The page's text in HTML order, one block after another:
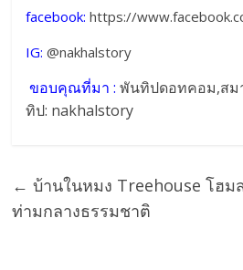
facebook: https://
IG: @nakhalstory
ขอบคุณที่มา :พันทิปดอทคอม,สม
ทิป: nakhalstory
← บ้านในหมง Treehouse โฮม
ท่ามกลางธรรมชาติ